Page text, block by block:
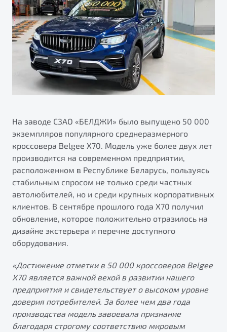
Яркий кроссовер
от 2 219 990 ₽*
Обзор В наличии
Элегантный и практичный седан
от 1 699 990 ₽*
X70
Автокредит
Трейд-ин
Страхование
Расчет КАСКО
Узнайте о специальных выгодах при покупке
автомобиля Belgee
Подробно
Автомобили в наличии
Тест-драйв
Автокредит
ПОДДЕРЖКА
Гарантия Belgee
Belgee Линк
Belgee Клуб
Belgee Плюс
Клиентская поддержка
Помощь на дорогах
Будьте еще более уверены на дорогах с программой
"Помощь на дорогах"
Преимущества программы
О дилерском центре
Правовая информация
На заводе СЗАО «БЕЛДЖИ» было выпущено 50 000
экземпляров популярного среднеразмерного
кроссовера Belgee X70. Модель уже более двух лет
производится на современном предприятии,
расположенном в Республике Беларусь, пользуясь
стабильным спросом не только среди частных
автолюбителей, но и среди крупных корпоративных
клиентов. В сентябре прошлого года X70 получил
обновление, которое положительно отразилось на
дизайне экстерьера и перечне доступного
оборудования.
«Достижение отметки в 50 000 кроссоверов Belgee
X70 является важной вехой в развитии нашего
предприятия и свидетельствует о высоком уровне
доверия потребителей. За более чем два года
производства модель завоевала признание
благодаря строгому соответствию мировым